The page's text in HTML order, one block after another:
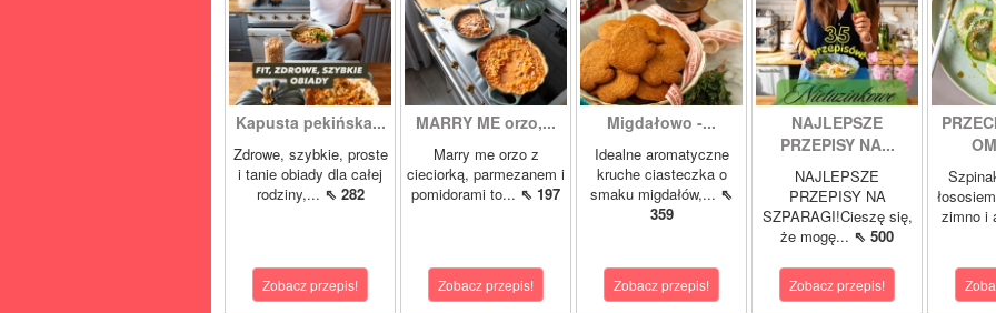
Kapusta pekińska...
Zdrowe, szybkie, proste
i tanie obiady dla całej
rodziny,... ⇖ 282
Zobacz przepis!
MARRY ME orzo,...
Marry me orzo z
cieciorką, parmezanem i
pomidorami to... ⇖ 197
Zobacz przepis!
Migdałowo -...
Idealne aromatyczne
kruche ciasteczka o
smaku migdałów,... ⇖
359
Zobacz przepis!
NAJLEPSZE
PRZEPISY NA...
NAJLEPSZE
PRZEPISY NA
SZPARAGI!Cieszę się,
że mogę... ⇖ 500
Zobacz przepis!
zimno i